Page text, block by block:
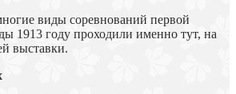
виды соревнований первой
1913 году проходили именно тут, на
выставки.